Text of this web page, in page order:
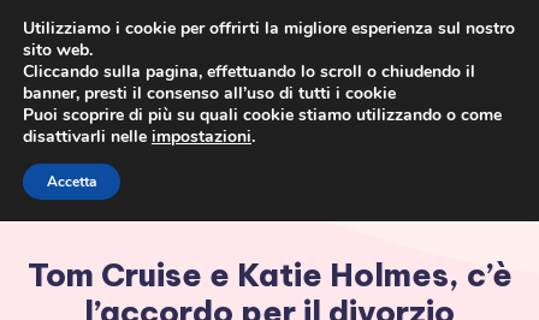
Tom Cruise e Katie Holmes, c’è
l’accordo per il divorzio
Utilizziamo i cookie per offrirti la migliore esperienza sul nostro
sito web.
Cliccando sulla pagina, effettuando lo scroll o chiudendo il
banner, presti il consenso all’uso di tutti i cookie
Puoi scoprire di più su quali cookie stiamo utilizzando o come
disattivarli nelle impostazioni.
Accetta